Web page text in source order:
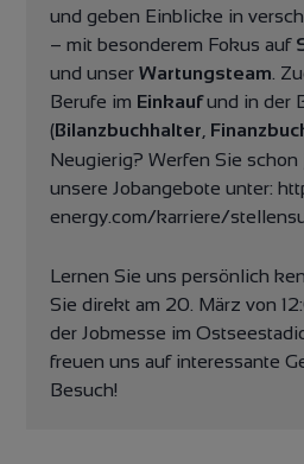
und geben Einblicke in
– mit besonderem Fokus auf
und unserWartungsteam .
Berufe im Einkaufund in der
(Bilanzbuchhalter
Neugierig? Werfen Sie
unsere Jobangebote unter:
energy.com/karriere/
Lernen Sie uns persönlich
Sie direkt am 20. März von
der Jobmesse im
freuen uns auf interessante
Besuch!